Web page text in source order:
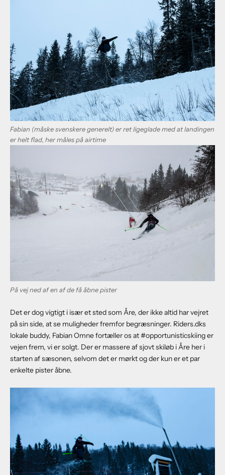
Fabian (måske svenskere generelt) er ret ligeglade med at landingen
er helt flad, her måles på airtime
På vej ned af en af de få åbne pister
Det er dog vigtigt i især et sted som Åre, der ikke altid har vejret
på sin side, at se muligheder fremfor begræsninger. Riders.dks
lokale buddy, Fabian Omne fortæller os at #opportunisticskiing er
vejen frem, vi er solgt. Der er massere af sjovt skiløb i Åre her i
starten af sæsonen, selvom det er mørkt og der kun er et par
enkelte pister åbne.